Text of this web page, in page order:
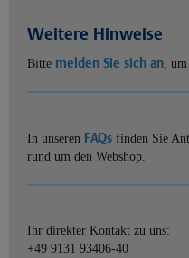
Weitere Hinweise
Bitte melden Sie sich an, um
In unseren FAQs finden Sie
rund um den Webshop.
Ihr direkter Kontakt zu uns:
+49 9131 93406-40